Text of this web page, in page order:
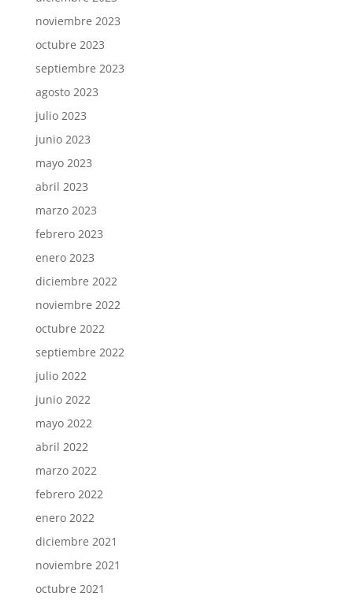
noviembre 2023
octubre 2023
septiembre 2023
agosto 2023
julio 2023
junio 2023
mayo 2023
abril 2023
marzo 2023
febrero 2023
enero 2023
diciembre 2022
noviembre 2022
octubre 2022
septiembre 2022
julio 2022
junio 2022
mayo 2022
abril 2022
marzo 2022
febrero 2022
enero 2022
diciembre 2021
noviembre 2021
octubre 2021